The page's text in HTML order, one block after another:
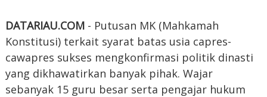
DATARIAU.COM - Putusan MK (Mahkamah
Konstitusi) terkait syarat batas usia capres-
cawapres sukses mengkonfirmasi politik dinasti
yang dikhawatirkan banyak pihak. Wajar
sebanyak 15 guru besar serta pengajar hukum